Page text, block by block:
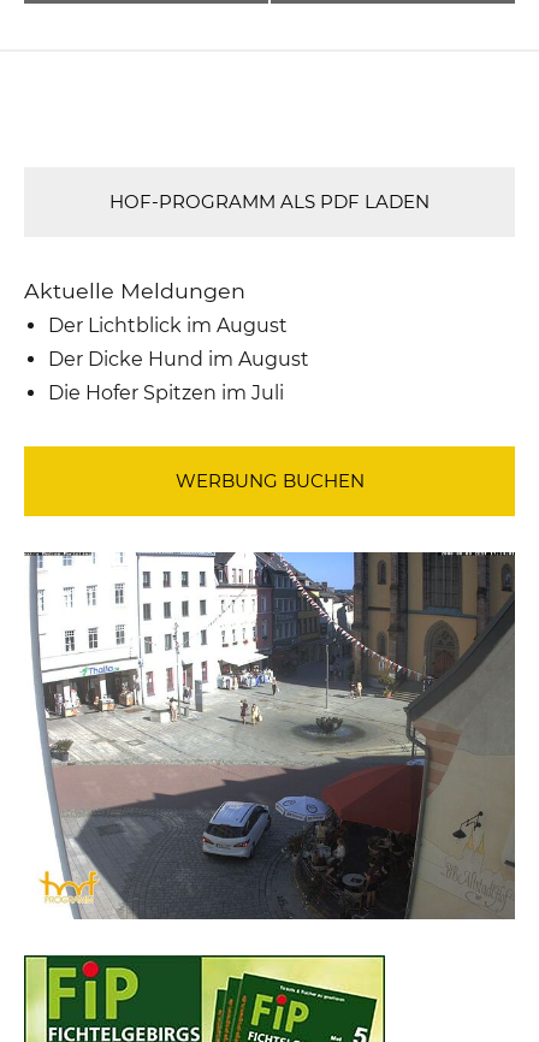
HOF-PROGRAMM ALS PDF LADEN
Aktuelle Meldungen
Der Lichtblick im August
Der Dicke Hund im August
Die Hofer Spitzen im Juli
WERBUNG BUCHEN